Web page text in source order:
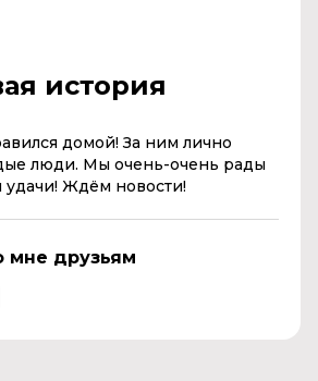
история
домой! За ним лично
люди. Мы очень-очень рады
удачи! Ждём новости!
мне друзьям